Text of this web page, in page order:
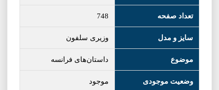
تعداد صفحه 748
سایز و مدل وزیری سلفون
موضوع داستان‌های فرانسه
وضعیت موجودی موجود